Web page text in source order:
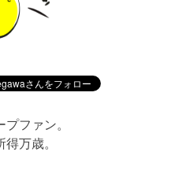
プファン。
得万歳。